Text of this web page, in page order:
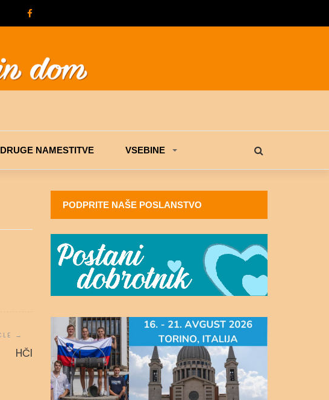
DRUGE NAMESTITVE VSEBINE
HČI
PODPRITE NAŠE POSLANSTVO